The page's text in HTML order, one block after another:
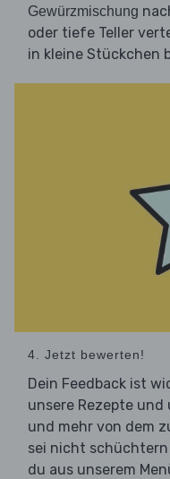
Gewürzmischung
oder tiefe Teller
in kleine Stückchen
4. Jetzt bewerten!
Dein Feedback ist
unsere Rezepte
und mehr von dem
sei nicht schüchtern
du aus unserem